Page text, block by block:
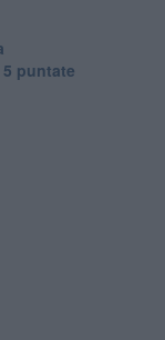
5 puntate